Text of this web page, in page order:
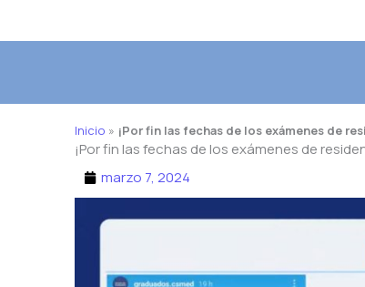
Inicio » ¡Por fin las fechas de los exámenes de
¡Por fin las fechas de los exámenes de
marzo 7, 2024